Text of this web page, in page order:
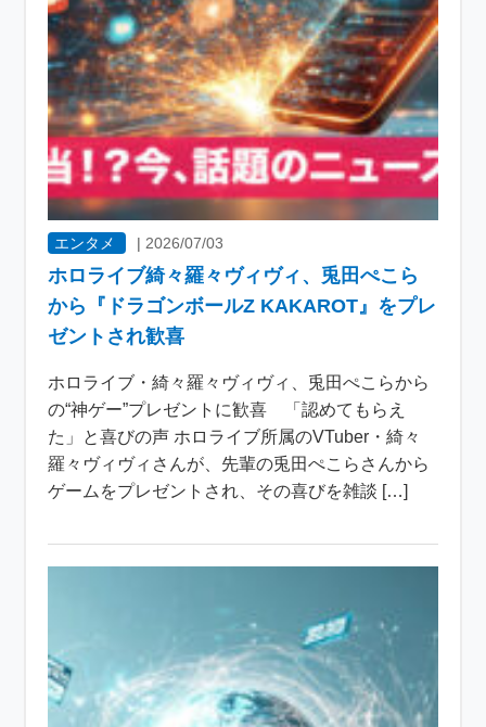
エンタメ | 2026/07/03
ホロライブ綺々羅々ヴィヴィ、兎田ぺこら
から『ドラゴンボールZ KAKAROT』をプレ
ゼントされ歓喜
ホロライブ・綺々羅々ヴィヴィ、兎田ぺこらから
の“神ゲー”プレゼントに歓喜 「認めてもらえ
た」と喜びの声 ホロライブ所属のVTuber・綺々
羅々ヴィヴィさんが、先輩の兎田ぺこらさんから
ゲームをプレゼントされ、その喜びを雑談 […]